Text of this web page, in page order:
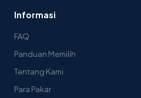
Informasi
FAQ
Panduan Memilih
Tentang Kami
Para Pakar